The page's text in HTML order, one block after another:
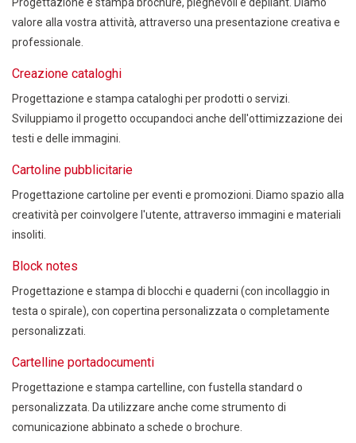
Progettazione e stampa brochure, pieghevoli e depliant. Diamo
valore alla vostra attività, attraverso una presentazione creativa e
professionale.
Creazione cataloghi
Progettazione e stampa cataloghi per prodotti o servizi.
Sviluppiamo il progetto occupandoci anche dell'ottimizzazione dei
testi e delle immagini.
Cartoline pubblicitarie
Progettazione cartoline per eventi e promozioni. Diamo spazio alla
creatività per coinvolgere l'utente, attraverso immagini e materiali
insoliti.
Block notes
Progettazione e stampa di blocchi e quaderni (con incollaggio in
testa o spirale), con copertina personalizzata o completamente
personalizzati.
Cartelline portadocumenti
Progettazione e stampa cartelline, con fustella standard o
personalizzata. Da utilizzare anche come strumento di
comunicazione abbinato a schede o brochure.